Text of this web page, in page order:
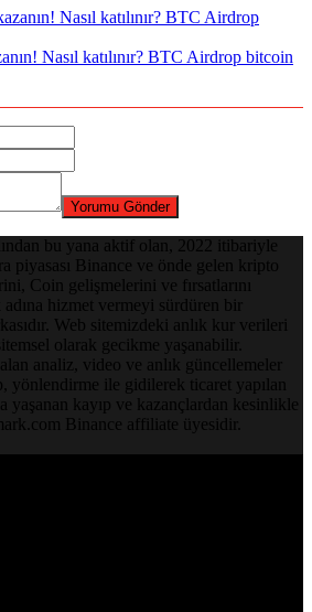
Nasıl katılınır? BTC Airdrop bitcoin
bu yana aktif olan, 2022 itibariyle
piyasası Binance ve önde gelen kripto
Coin gelişmelerini ve fırsatlarını
adına hizmet vermeyi sürdüren bir
Web sitemizdeki anlık kur verileri
olarak gecikme yaşanabilir.
analiz, video ve anlık güncellemeler
yönlendirme ile gidilerek ticaret yapılan
yaşanan kayıp ve kazançlardan kesinlikle
Binance affiliate üyesidir.